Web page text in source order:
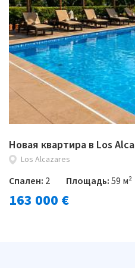
Новая квартира в Los
Los Alcazares
Спален: 2 Площадь:59 м²
163 000 €